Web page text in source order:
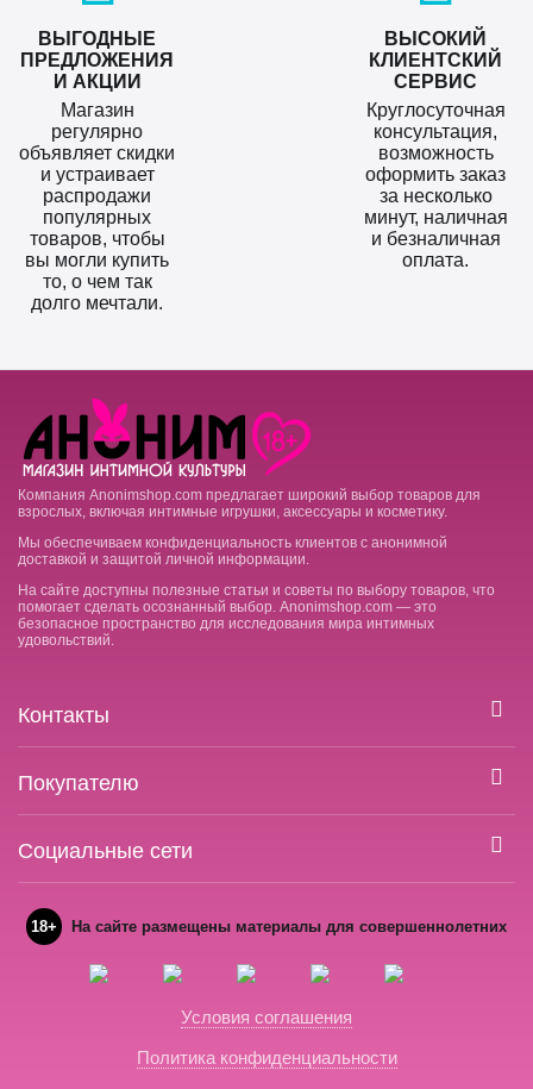
ВЫГОДНЫЕ
ПРЕДЛОЖЕНИЯ
И АКЦИИ
Магазин
регулярно
объявляет скидки
и устраивает
распродажи
популярных
товаров, чтобы
вы могли купить
то, о чем так
долго мечтали.
ВЫСОКИЙ
КЛИЕНТСКИЙ
СЕРВИС
Круглосуточная
консультация,
возможность
оформить заказ
за несколько
минут, наличная
и безналичная
оплата.
Компания Anonimshop.com предлагает широкий выбор товаров для
взрослых, включая интимные игрушки, аксессуары и косметику.
Мы обеспечиваем конфиденциальность клиентов с анонимной
доставкой и защитой личной информации.
На сайте доступны полезные статьи и советы по выбору товаров, что
помогает сделать осознанный выбор. Anonimshop.com — это
безопасное пространство для исследования мира интимных
удовольствий.
Контакты
Покупателю
Социальные сети
18+ На сайте размещены материалы для совершеннолетних
Условия соглашения
Политика конфиденциальности